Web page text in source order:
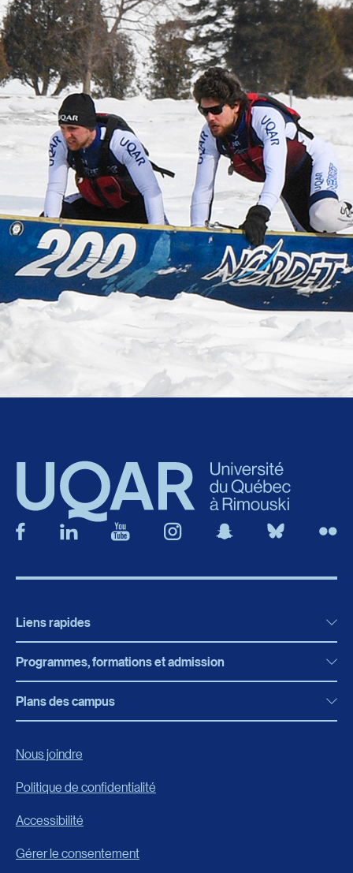
Liens rapides
Actualités
Bibliothèque
Boutique en ligne
Carrières
Événements
Fondation de l’UQAR
Programmes, formations et admission
Programmes, formations et admission
Plans des campus
Nous joindre
Politique de confidentialité
Accessibilité
Gérer le consentement